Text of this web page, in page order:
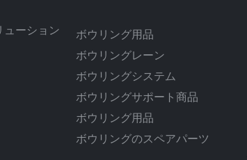
ーション
ボウリング用品
ボウリングレーン
ボウリングシステム
ボウリングサポート商品
ボウリング用品
ボウリングのスペアパーツ